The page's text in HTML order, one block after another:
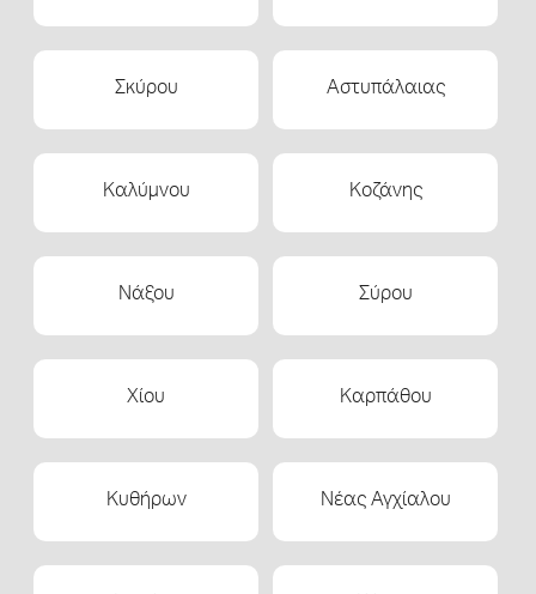
Σκύρου Αστυπάλαιας
Καλύμνου Κοζάνης
Νάξου Σύρου
Χίου Καρπάθου
Κυθήρων Νέας Αγχίαλου